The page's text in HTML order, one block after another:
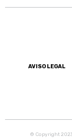
AVISO LEGAL
© Copyright